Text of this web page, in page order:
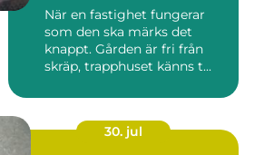
När en fastighet fungerar
som den ska märks det
knappt. Gården är fri från
skräp, trapphuset känns t...
30. jul